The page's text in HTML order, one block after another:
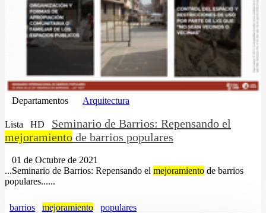
Departamentos Arquitectura
Lista HD
Seminario de Barrios: Repensando el
mejoramiento de barrios populares
01 de Octubre de 2021
...Seminario de Barrios: Repensando el mejoramiento de barrios
populares......
barrios mejoramiento populares